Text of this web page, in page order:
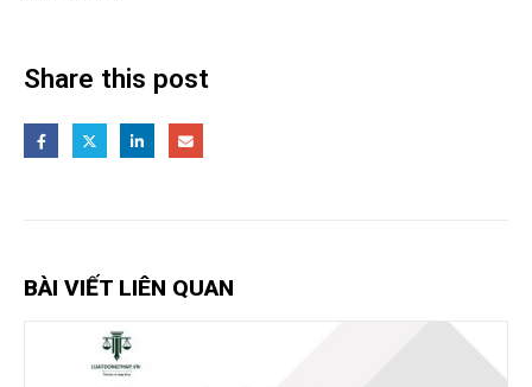
Share this post
BÀI VIẾT LIÊN QUAN